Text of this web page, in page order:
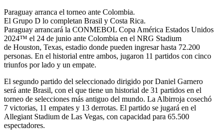
Paraguay arranca el torneo ante Colombia.
El Grupo D lo completan Brasil y Costa Rica.
Paraguay arrancará la CONMEBOL Copa América Estados Unidos
2024™ el 24 de junio ante Colombia en el NRG Stadium
de Houston, Texas, estadio donde pueden ingresar hasta 72.200
personas. En el historial entre ambos, jugaron 11 partidos con cinco
triunfos por lado y un empate.
El segundo partido del seleccionado dirigido por Daniel Garnero
será ante Brasil, con el que tiene un historial de 31 partidos en el
torneo de selecciones más antiguo del mundo. La Albirroja cosechó
7 victorias, 11 empates y 13 derrotas. El partido se jugará en el
Allegiant Stadium de Las Vegas, con capacidad para 65.500
espectadores.